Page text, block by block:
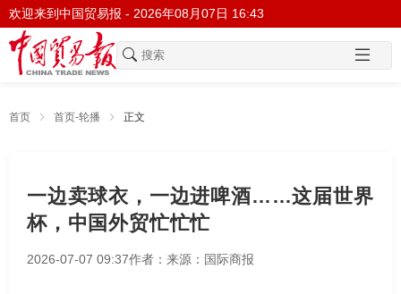
欢迎来到中国贸易报 - 2026年08月07日 16:43
首页 首页-轮播 正文
一边卖球衣，一边进啤酒……这届世界
杯，中国外贸忙忙忙
2026-07-07 09:37作者： 来源：国际商报